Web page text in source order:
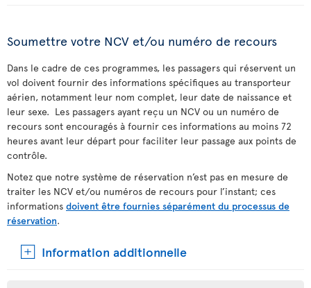
Soumettre votre NCV et/ou numéro de recours
Dans le cadre de ces programmes, les passagers qui réservent un
vol doivent fournir des informations spécifiques au transporteur
aérien, notamment leur nom complet, leur date de naissance et
leur sexe. Les passagers ayant reçu un NCV ou un numéro de
recours sont encouragés à fournir ces informations au moins 72
heures avant leur départ pour faciliter leur passage aux points de
contrôle.
Notez que notre système de réservation n’est pas en mesure de
traiter les NCV et/ou numéros de recours pour l’instant; ces
informations doivent être fournies séparément du processus de
réservation.
Information additionnelle